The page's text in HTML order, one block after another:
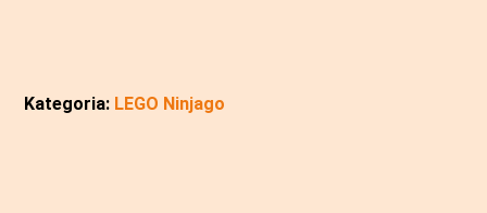
Kategoria: LEGO Ninjago